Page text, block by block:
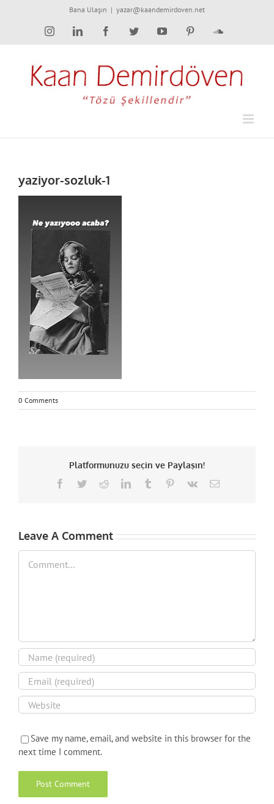
Bana Ulaşın | yazar@kaandemirdoven.net
InstagramLinkedIn FacebookTwitterYouTube PinterestSoundCloud
yaziyor-sozluk-1
0 Comments
Platformunuzu seçin ve Paylaşın!
Facebook
TwitterRedditLinkedInTumblr Pinterest
Vk Email
Leave A Comment
Comment
Save my name, email, and website in this browser for the
next time I comment.